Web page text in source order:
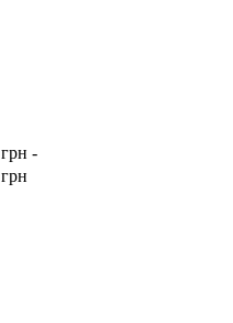
грн -
грн